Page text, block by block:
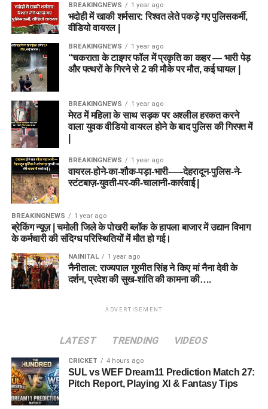
BREAKINGNEWS 1 year ago
भदोही में खाकी शर्मसार: रिश्वत लेते पकड़े गए पुलिसकर्मी,
वीडियो वायरल |
BREAKINGNEWS 1 year ago
“चकराता के टाइगर फॉल में प्रकृति का कहर — भारी पेड़
और पत्थरों के गिरने से 2 की मौके पर मौत, कई घायल |
BREAKINGNEWS 1 year ago
मेरठ में महिला के साथ सड़क पर अश्लील हरकत करने
वाला युवक वीडियो वायरल होने के बाद पुलिस की गिरफ्त में
BREAKINGNEWS 1 year ago
वायरल-होने-का-शौक-पड़ा-भारी-—-देहरादून-पुलिस-ने-
स्टंटबाज़-युवती-पर-की-चालानी-कार्रवाई |
BREAKINGNEWS 1 year ago
ब्रेकिंग न्यूज़ | चमोली जिले के पोखरी ब्लॉक के हापला बाजार में उद्यान विभाग
के कर्मचारी की संदिग्ध परिस्थितियों में मौत हो गई।
NAINITAL 1 year ago
नैनीताल: राज्यपाल गुरमीत सिंह ने किए मां नैना देवी के
दर्शन, प्रदेश की सुख-शांति की कामना की….
ADVERTISEMENT
LATEST TRENDING VIDEOS
CRICKET 4 hours ago
SUL vs WEF Dream11 Prediction Match 27:
Pitch Report, Playing XI & Fantasy Tips